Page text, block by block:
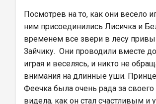
Посмотрев на то, как они весело
ним присоединились Лисичка и
временем все звери в лесу
Зайчику.  Они проводили вместе
играя и веселясь, и никто не
внимания на длинные уши.
Феечка была очень рада за своего
видела, как он стал счастливым и